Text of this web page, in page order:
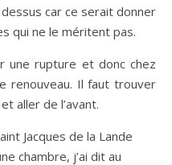
car ce serait donner
qui ne le méritent pas.
une rupture et donc chez
renouveau. Il faut trouver
aller de l’avant.
Jacques de la Lande
chambre, j’ai dit au